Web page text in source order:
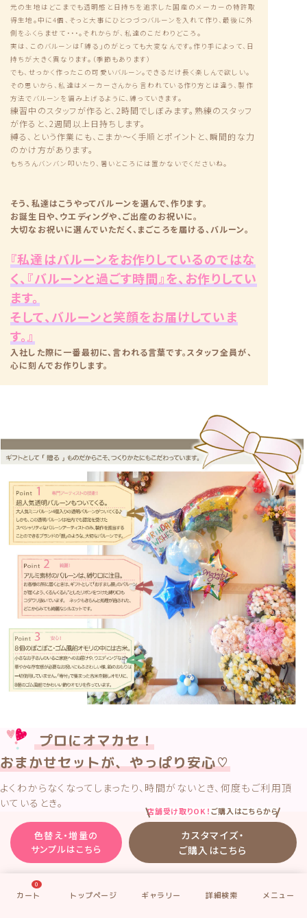
色替え・増量の
サンプルはこちら
店舗受け取りOK！ご購入はこちらから
カスタマイズ・
ご購入はこちら
元の生地はどこまでも透明感と日持ちを追求した国産のメーカーの特許取
得生地。中に4個、そっと大事にひとつづつバルーンを入れて作り、最後に外
側をふくらませて・・・。それからが、私達のこだわりどころ。
実は、このバルーンは「縛る」のがとっても大変なんです。作り手によって、日
持ちが大きく異なります。（季節もあります）
でも、せっかく作ったこの可愛いバルーン。できるだけ長く楽しんで欲しい。
その思いから、私達はメーカーさんから言われている作り方とは違う、製作
方法でバルーンを編み上げるように、縛っていきます。
練習中のスタッフが作ると、2時間でしぼみます。熟練のスタッフ
が作ると、2週間以上日持ちします。
縛る、という作業にも、こまか〜く手順とポイントと、瞬間的な力
のかけ方があります。
もちろんバンバン叩いたり、暑いところには置かないでくださいね。
そう、私達はこうやってバルーンを選んで、作ります。
お誕生日や、ウエディングや、ご出産のお祝いに。
大切なお祝いに選んでいただく、まごころを届ける、バルーン。
『私達はバルーンをお作りしているのではな
く、『バルーンと過ごす時間』を、お作りしてい
ます。
そして、バルーンと笑顔をお届けしていま
す。』
入社した際に一番最初に、言われる言葉です。スタッフ全員が、
心に刻んでお作りします。
プロにオマカセ！
おまかせセットが、やっぱり安心♡
よくわからなくなってしまったり、時間がないとき、何度もご利用頂
いているとき。
そんなときは、お祝いのシチュエーションと希望されるカラーだけ
選んで、あとはもう、プロにお任せ！が、安心。そしてらくちん♥
あとは私たちにおまかせ。
「この組み合わせ、きっと喜んでもらえる！」
0